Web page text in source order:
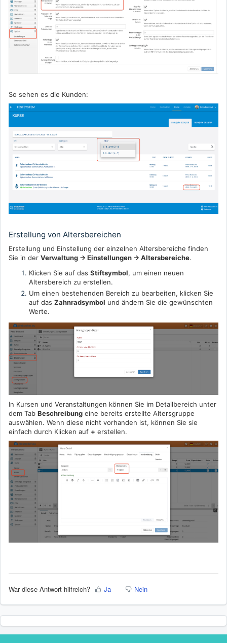
So sehen es die Kunden:
Erstellung von Altersbereichen
Erstellung und Einstellung der einzelnen Altersbereiche finden
Sie in der Verwaltung → Einstellungen → Altersbereiche.
Klicken Sie auf das Stiftsymbol, um einen neuen
Altersbereich zu erstellen.
Um einen bestehenden Bereich zu bearbeiten, klicken Sie
auf das Zahnradsymbol und ändern Sie die gewünschten
Werte.
In Kursen und Veranstaltungen können Sie im Detailbereich unter
dem Tab Beschreibung eine bereits erstellte Altersgruppe
auswählen. Wenn diese nicht vorhanden ist, können Sie sie
einfach durch Klicken auf + erstellen.
War diese Antwort hilfreich? Ja Nein